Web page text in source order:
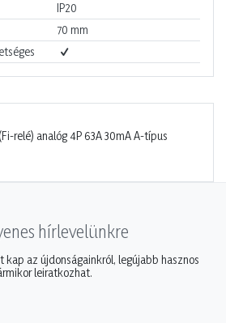
IP20
70 mm
relé) analóg 4P 63A 30mA A-típus
hírlevelünkre
kap az újdonságainkról, legújabb hasznos
leiratkozhat.